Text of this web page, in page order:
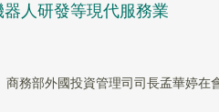
人研發等現代服務業
務部外國投資管理司司長孟華婷在